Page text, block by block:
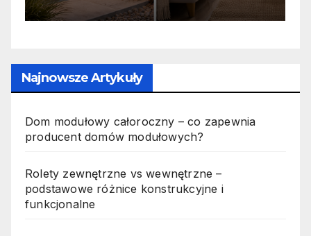
funkcjonalne
Najnowsze Artykuły
Dom modułowy całoroczny – co zapewnia
producent domów modułowych?
Rolety zewnętrzne vs wewnętrzne –
podstawowe różnice konstrukcyjne i
funkcjonalne